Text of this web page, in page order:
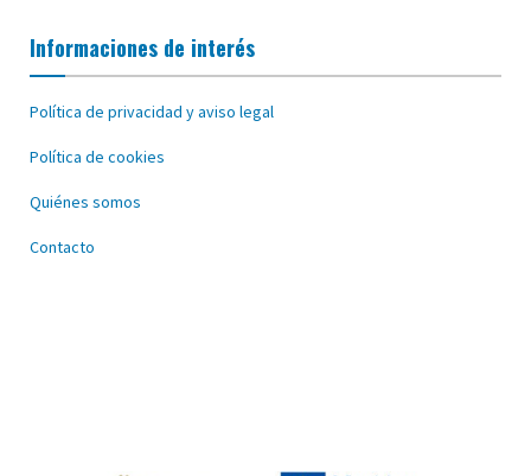
Informaciones de interés
Política de privacidad y aviso legal
Política de cookies
Quiénes somos
Contacto